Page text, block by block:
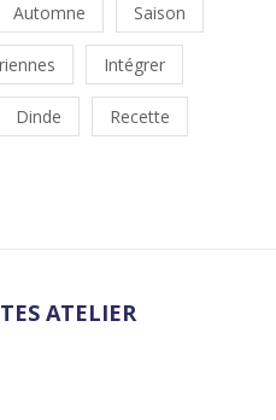
Automne Saison
Intégrer
Dinde Recette
ATELIER